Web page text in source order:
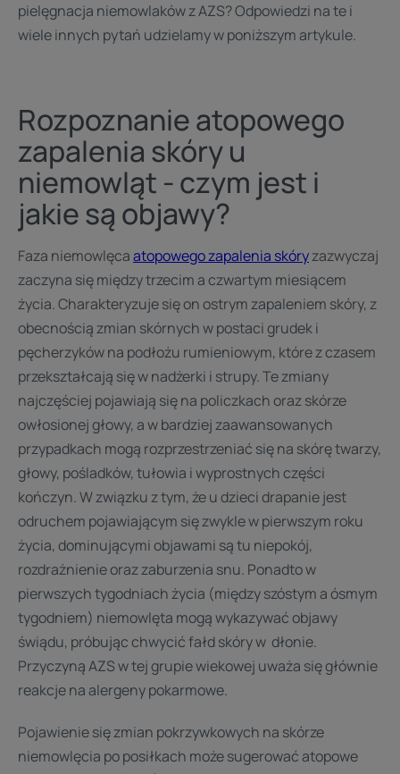
pielęgnacja niemowlaków z AZS? Odpowiedzi na te i
wiele innych pytań udzielamy w poniższym artykule.
Rozpoznanie atopowego
zapalenia skóry u
niemowląt - czym jest i
jakie są objawy?
​Faza niemowlęcaatopowego zapalenia skóryzazwyczaj
zaczyna się między trzecim a czwartym miesiącem
życia. Charakteryzuje się on ostrym zapaleniem skóry, z
obecnością zmian skórnych w postaci grudek i
pęcherzyków na podłożu rumieniowym, które z czasem
przekształcają się w nadżerki i strupy. Te zmiany
najczęściej pojawiają się na policzkach oraz skórze
owłosionej głowy, a w bardziej zaawansowanych
przypadkach mogą rozprzestrzeniać się na skórę twarzy,
głowy, pośladków, tułowia i wyprostnych części
kończyn. W związku z tym, że u dzieci drapanie jest
odruchem pojawiającym się zwykle w pierwszym roku
życia, dominującymi objawami są tu niepokój,
rozdrażnienie oraz zaburzenia snu. Ponadto w
pierwszych tygodniach życia (między szóstym a ósmym
tygodniem) niemowlęta mogą wykazywać objawy
świądu, próbując chwycić fałd skóry w dłonie.
Przyczyną AZS w tej grupie wiekowej uważa się głównie
reakcje na alergeny pokarmowe.
Pojawienie się zmian pokrzywkowych na skórze
niemowlęcia po posiłkach może sugerować atopowe